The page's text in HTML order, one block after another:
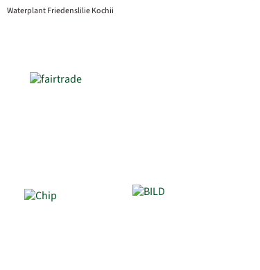
Waterplant Friedenslilie Kochii